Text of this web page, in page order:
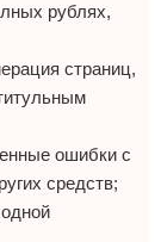
рублях,
страниц,
ошибки с
средств;